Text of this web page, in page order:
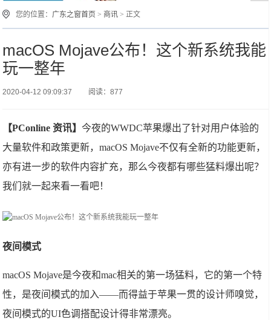
您的位置： 广东之窗首页 > 商讯 > 正文
macOS Mojave公布！这个新系统我能
玩一整年
2020-04-12 09:09:37 阅读：877
【PConline 资讯】今夜的WWDC苹果爆出了针对用户体验的
大量软件和政策更新，macOS Mojave不仅有全新的功能更新，
亦有进一步的软件内容扩充，那么今夜都有哪些猛料爆出呢？
我们就一起来看一看吧！
夜间模式
macOS Mojave是今夜和mac相关的第一场猛料，它的第一个特
性，是夜间模式的加入——而得益于苹果一贯的设计师嗅觉，
夜间模式的UI色调搭配设计得非常漂亮。